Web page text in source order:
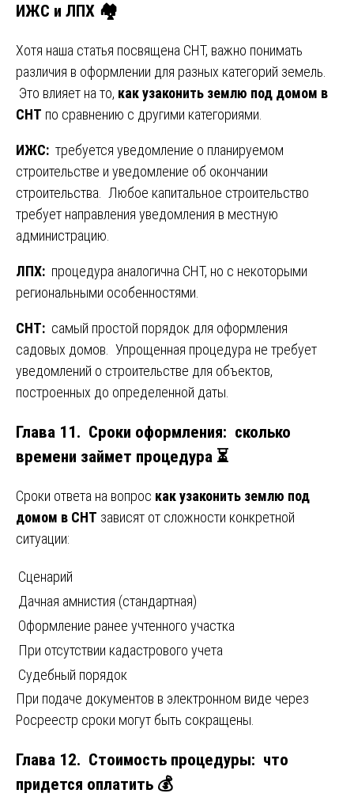
ИЖС и ЛПХ 🏘️
Хотя наша статья посвящена СНТ, важно понимать
различия в оформлении для разных категорий земель.
Это влияет на то, как узаконить землю под домом в
СНТ по сравнению с другими категориями.
ИЖС: требуется уведомление о планируемом
строительстве и уведомление об окончании
строительства. Любое капитальное строительство
требует направления уведомления в местную
администрацию.
ЛПХ: процедура аналогична СНТ, но с некоторыми
региональными особенностями.
СНТ: самый простой порядок для оформления
садовых домов. Упрощенная процедура не требует
уведомлений о строительстве для объектов,
построенных до определенной даты.
Глава 11. Сроки оформления: сколько
времени займет процедура ⏳
Сроки ответа на вопрос как узаконить землю под
домом в СНТ зависят от сложности конкретной
ситуации:
Сценарий
Дачная амнистия (стандартная)
Оформление ранее учтенного участка
При отсутствии кадастрового учета
Судебный порядок
При подаче документов в электронном виде через
Росреестр сроки могут быть сокращены.
Глава 12. Стоимость процедуры: что
придется оплатить 💰